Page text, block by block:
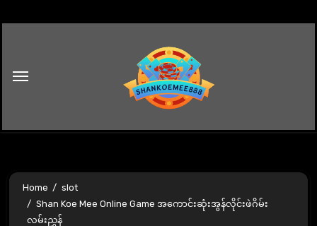
Home
slot
Shan Koe Mee Online Game အကောင်းဆုံးအွန်လိုင်းဖဲဂိမ်း
လမ်းညွှန်